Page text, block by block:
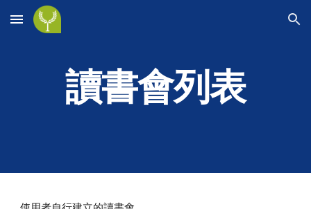
Skip to main content Skip to navigation
讀書會列表